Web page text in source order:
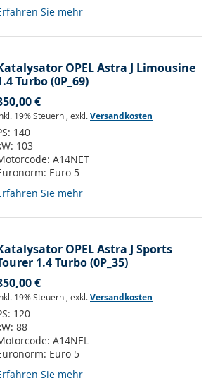
Sie mehr
OPEL Astra J Limousine
Turbo (0P_69)
€
19% Steuern , exkl.Versandkosten
140
103
A14NET
Euro 5
Sie mehr
OPEL Astra J Sports
1.4 Turbo (0P_35)
€
19% Steuern , exkl.Versandkosten
120
88
A14NEL
Euro 5
Sie mehr